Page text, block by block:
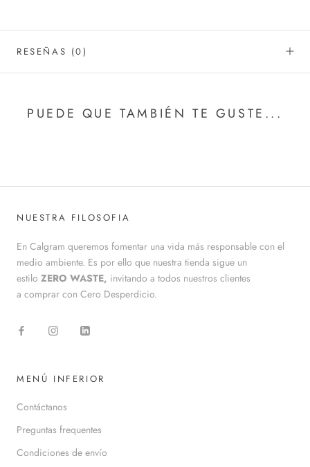
RESEÑAS (0)
PUEDE QUE TAMBIÉN TE GUSTE...
NUESTRA FILOSOFIA
En Calgram queremos fomentar una vida más responsable con el
medio ambiente. Es por ello que nuestra tienda sigue un
estilo ZERO WASTE, invitando a todos nuestros clientes
a comprar con Cero Desperdicio.
MENÚ INFERIOR
Contáctanos
Preguntas frequentes
Condiciones de envío